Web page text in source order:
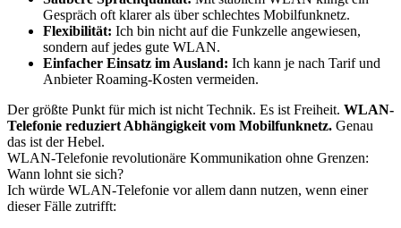
Gespräch oft klarer als über schlechtes Mobilfunknetz.
Flexibilität: Ich bin nicht auf die Funkzelle angewiesen,
sondern auf jedes gute WLAN.
Einfacher Einsatz im Ausland: Ich kann je nach Tarif und
Anbieter Roaming-Kosten vermeiden.
Der größte Punkt für mich ist nicht Technik. Es ist Freiheit. WLAN-
Telefonie reduziert Abhängigkeit vom Mobilfunknetz. Genau
das ist der Hebel.
WLAN-Telefonie revolutionäre Kommunikation ohne Grenzen:
Wann lohnt sie sich?
Ich würde WLAN-Telefonie vor allem dann nutzen, wenn einer
dieser Fälle zutrifft: